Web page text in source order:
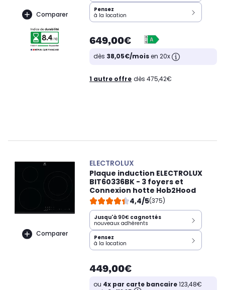
Comparer
Pensez
à la location
649,00€
dès 38,05€/moisen 20x
1 autre offre dès 475,42€
Comparer
ELECTROLUX
Plaque induction ELECTROLUX
BIT60336BK - 3 foyers et
Connexion hotte Hob2Hood
4,4/5(375)
Jusqu'à 90€ cagnottés
nouveaux adhérents
Pensez
à la location
449,00€
ou 4x par carte bancaire123,48€